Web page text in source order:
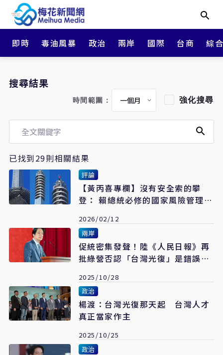
即時 毒油風暴 政治 兩岸 國際 台商 綜
搜尋結果
時間範圍： 強化搜尋
已找到29則相關結果
評論
【黃丙喜專欄】沒有安全索的攀
登： 賴總統必修的國家風險管理功
2026/02/12
兩岸
促統密集發聲！陸《人民日報》再
批綠營否認「台灣光復」是錯誤史
2025/10/28
政治
楊渡：台灣光復那天起 台灣人才
真正當家作主
2025/10/25
政治